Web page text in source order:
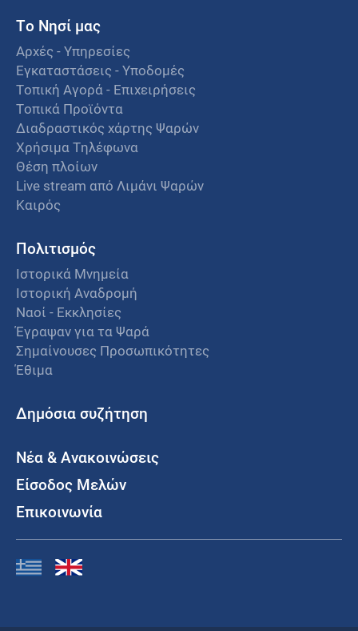
Το Νησί μας
Αρχές - Υπηρεσίες
Εγκαταστάσεις - Υποδομές
Τοπική Αγορά - Επιχειρήσεις
Τοπικά Προϊόντα
Διαδραστικός χάρτης Ψαρών
Χρήσιμα Τηλέφωνα
Θέση πλοίων
Live stream από Λιμάνι Ψαρών
Καιρός
Πολιτισμός
Ιστορικά Μνημεία
Ιστορική Αναδρομή
Ναοί - Εκκλησίες
Έγραψαν για τα Ψαρά
Σημαίνουσες Προσωπικότητες
Έθιμα
Δημόσια συζήτηση
Νέα & Ανακοινώσεις
Είσοδος Μελών
Επικοινωνία